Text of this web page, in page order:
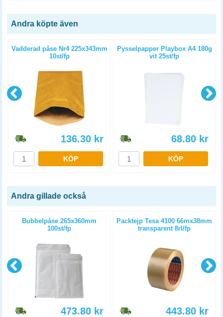
Andra köpte även
Vadderad påse Nr4 225x343mm
10st/fp
136.30 kr
KÖP
Pysselpapper Playbox A4 180g
vit 25st/fp
68.80 kr
KÖP
Andra gillade också
Bubbelpåse 265x360mm
100st/fp
473.80 kr
Packtejp Tesa 4100 66mx38mm
transparent 8rl/fp
443.80 kr